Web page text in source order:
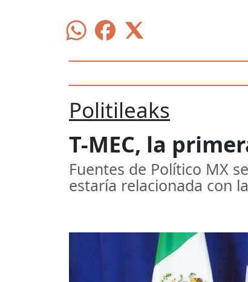
Politileaks
T-MEC, la
Fuentes de Político MX
estaría relacionada con